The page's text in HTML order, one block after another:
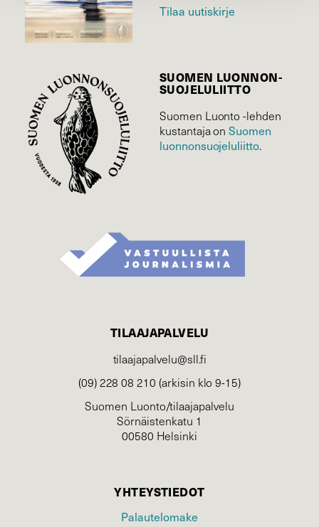
Tilaa uutiskirje
SUOMEN LUONNON­
SUOJELU­LIITTO
Suomen Luonto -lehden
kustantaja onSuomen
luonnonsuojelu­liitto.
TILAAJAPALVELU
tilaajapalvelu@sll.fi
(09) 228 08 210 (arkisin klo 9-15)
Suomen Luonto/tilaajapalvelu
Sörnäistenkatu 1
00580 Helsinki
YHTEYSTIEDOT
Palautelomake